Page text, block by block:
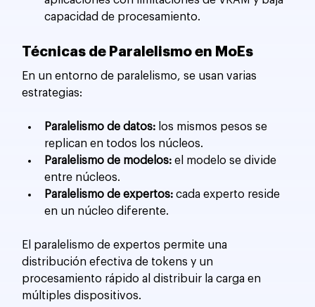
capacidad de procesamiento.
Técnicas de Paralelismo en MoEs
En un entorno de paralelismo, se usan varias
estrategias:
Paralelismo de datos: los mismos pesos se
replican en todos los núcleos.
Paralelismo de modelos: el modelo se divide
entre núcleos.
Paralelismo de expertos: cada experto reside
en un núcleo diferente.
El paralelismo de expertos permite una
distribución efectiva de tokens y un
procesamiento rápido al distribuir la carga en
múltiples dispositivos.